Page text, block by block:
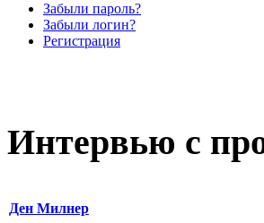
Забыли пароль?
Забыли логин?
Регистрация
Интервью с
Ден Милнер